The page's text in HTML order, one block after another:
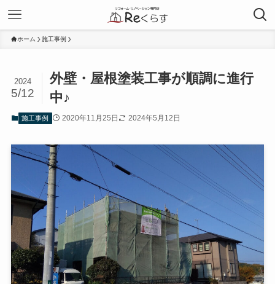
ホーム 施工事例
外壁・屋根塗装工事が順調に進行
中♪
2024
5/12
施工事例 2020年11月25日 2024年5月12日